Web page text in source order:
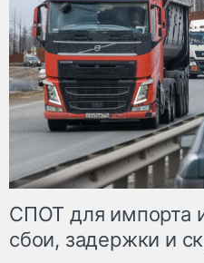
СПОТ для импорта
сбои, задержки и